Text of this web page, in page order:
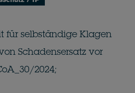
für selbständige Klagen
Schadensersatz vor
2024;